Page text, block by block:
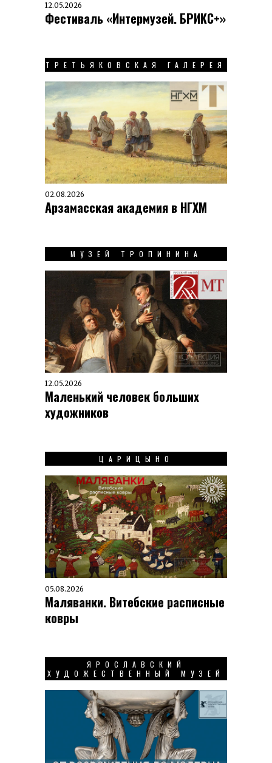
12.05.2026
Фестиваль «Интермузей. БРИКС+»
ТРЕТЬЯКОВСКАЯ ГАЛЕРЕЯ
02.08.2026
Арзамасская академия в НГХМ
МУЗЕЙ ТРОПИНИНА
12.05.2026
Маленький человек больших
художников
ЦАРИЦЫНО
05.08.2026
Маляванки. Витебские расписные
ковры
ЯРОСЛАВСКИЙ
ХУДОЖЕСТВЕННЫЙ МУЗЕЙ